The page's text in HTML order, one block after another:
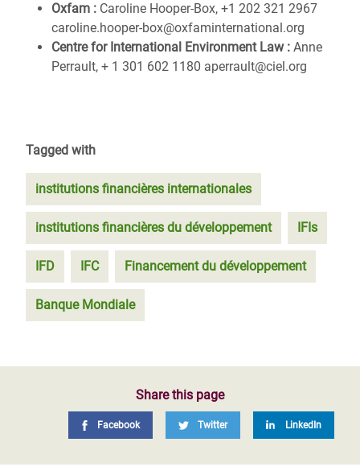
Oxfam : Caroline Hooper-Box, +1 202 321 2967
caroline.hooper-box@oxfaminternational.org
Centre for International Environment Law : Anne
Perrault, + 1 301 602 1180 aperrault@ciel.org
Tagged with
institutions financières internationales
institutions financières du développement IFIs
IFD IFC Financement du développement
Banque Mondiale
Share this page
Facebook Twitter LinkedIn